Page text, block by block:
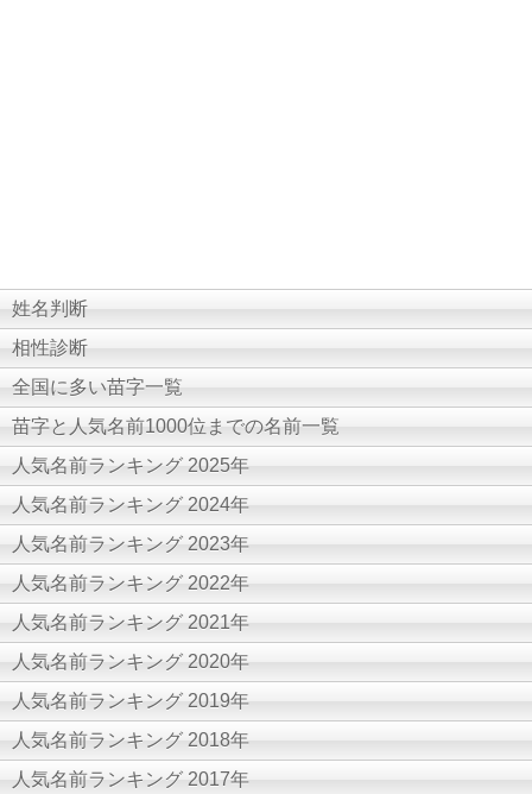
姓名判断
相性診断
全国に多い苗字一覧
苗字と人気名前1000位までの名前一覧
人気名前ランキング 2025年
人気名前ランキング 2024年
人気名前ランキング 2023年
人気名前ランキング 2022年
人気名前ランキング 2021年
人気名前ランキング 2020年
人気名前ランキング 2019年
人気名前ランキング 2018年
人気名前ランキング 2017年